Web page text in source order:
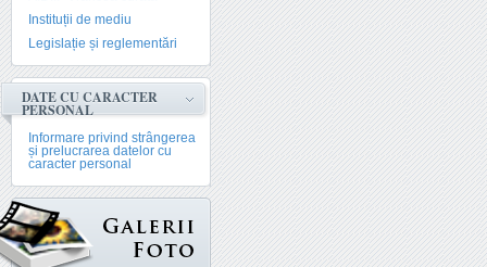
Instituții de mediu
Legislație și reglementări
DATE CU CARACTER
PERSONAL
Informare privind strângerea
și prelucrarea datelor cu
caracter personal